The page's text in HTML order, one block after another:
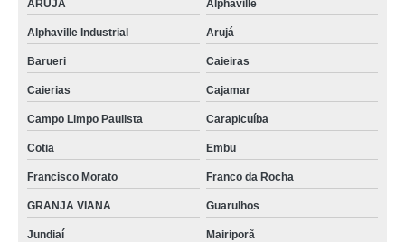
ARUJÁ
Alphaville
Alphaville Industrial Arujá
Barueri Caieiras
Caierias Cajamar
Campo Limpo Paulista Carapicuíba
Cotia Embu
Francisco Morato Franco da Rocha
GRANJA VIANA Guarulhos
Jundiaí Mairiporã